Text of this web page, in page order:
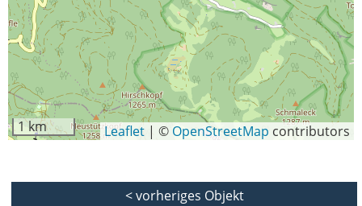
1 km Leaflet | © OpenStreetMap contributors
< vorheriges Objekt